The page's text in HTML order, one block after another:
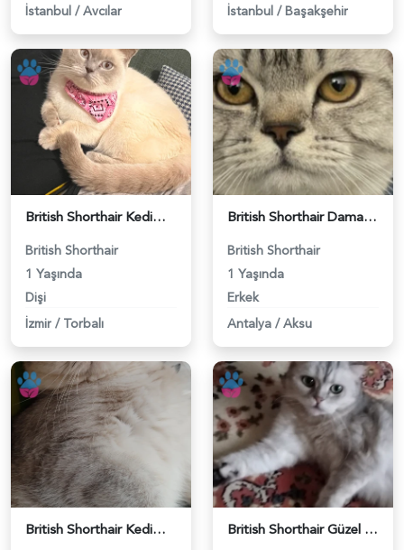
İstanbul / Avcılar İstanbul / Başakşehir
British Shorthair Kedime Eş Arıyorum - 118984649
British Shorthair
1 Yaşında
Dişi
İzmir / Torbalı
British Shorthair Damadımıza Gelin Arıyoruz - 118984627
British Shorthair
1 Yaşında
Erkek
Antalya / Aksu
British Shorthair Kedimize eş arıyoruz - 118984628 British Shorthair Güzel kızımıza eş arıyoruz - 118984633